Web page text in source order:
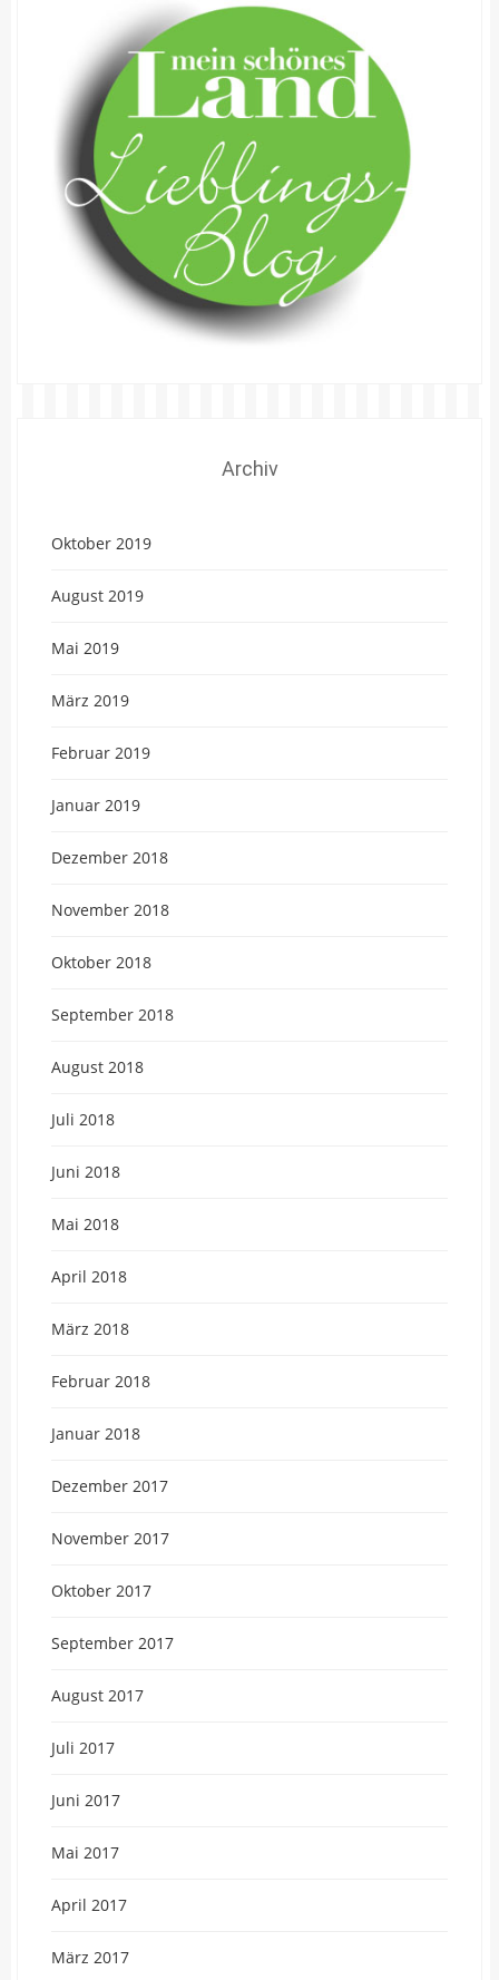
Archiv
Oktober 2019
August 2019
Mai 2019
März 2019
Februar 2019
Januar 2019
Dezember 2018
November 2018
Oktober 2018
September 2018
August 2018
Juli 2018
Juni 2018
Mai 2018
April 2018
März 2018
Februar 2018
Januar 2018
Dezember 2017
November 2017
Oktober 2017
September 2017
August 2017
Juli 2017
Juni 2017
Mai 2017
April 2017
März 2017